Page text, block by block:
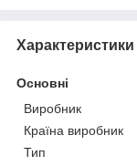
Характеристики
Основні
Виробник
Країна виробник
Тип